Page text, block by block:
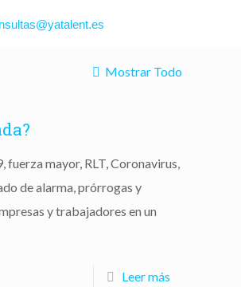
Mostrar Todo
fuerza mayor, RLT, Coronavirus,
de alarma, prórrogas y
y trabajadores en un
Leer más